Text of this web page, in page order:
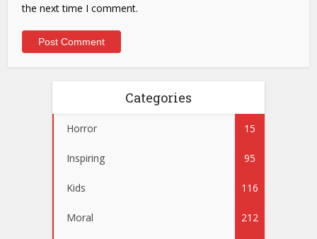
the next time I comment.
Categories
Horror 15
Inspiring 95
Kids 116
Moral 212